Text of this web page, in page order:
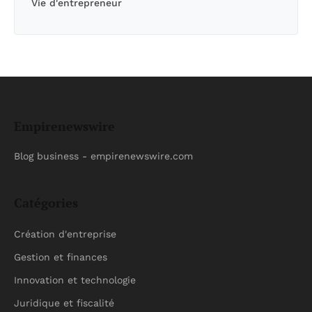
Vie d'entrepreneur
Blog business - empirenewswire.com
Création d'entreprise
Gestion et finances
Innovation et technologie
Juridique et fiscalité